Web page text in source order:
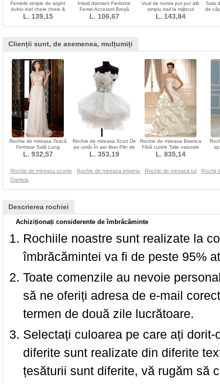
Femeile simple de argint
dublu inel cheie cheie &
pandantiv
L. 139,15
Inlaid diamant Fierbinte
Femei Accesorii Broșă
Crystal Leaf
L. 106,67
Voal de nunta pur pur alb
simplu trail la mijlocul
primavara lungime
L. 143,84
Sala
de
Clienții sunt, de asemenea, mulțumiți
Rochie de mireasa Teacă
Fermoar Sală Lung
Primăvară Fără mâneci
L. 932,57
Rochie de mireasa Scurt De
pe umăr În aer liber Plin de
farmec
L. 353,19
Rochie de mireasa Biserica
Fără curele Talie naturale
Epocă Lung
L. 835,14
Rochie de mireasa scurte Rochie de mireasa imperiu Rochie de mireasa tul
Rochii
Dantela
Descrierea rochiei
Achiziționați considerente de îmbrăcăminte
Rochiile noastre sunt realizate la
îmbrăcămintei va fi de peste 95%
Toate comenzile au nevoie
să ne oferiți adresa de e-mail
termen de două zile lucrătoare.
Selectați culoarea pe care ați
diferite sunt realizate din diferite
țesăturii sunt diferite, vă rugăm să